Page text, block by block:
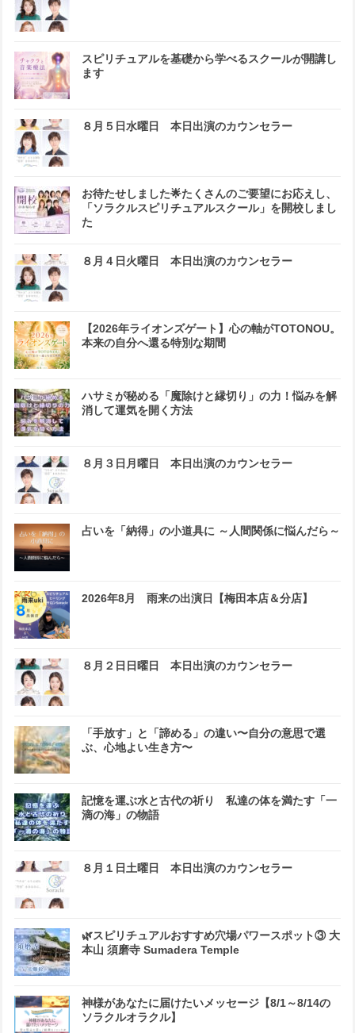
スピリチュアルを基礎から学べるスクールが開講し
ます
８月５日水曜日 本日出演のカウンセラー
お待たせしました🌟たくさんのご要望にお応えし、
「ソラクルスピリチュアルスクール」を開校しまし
た
８月４日火曜日 本日出演のカウンセラー
【2026年ライオンズゲート】心の軸がTOTONOU。
本来の自分へ還る特別な期間
ハサミが秘める「魔除けと縁切り」の力！悩みを解
消して運気を開く方法
８月３日月曜日 本日出演のカウンセラー
占いを「納得」の小道具に ～人間関係に悩んだら～
2026年8月 雨来の出演日【梅田本店＆分店】
８月２日日曜日 本日出演のカウンセラー
「手放す」と「諦める」の違い〜自分の意思で選
ぶ、心地よい生き方〜
記憶を運ぶ水と古代の祈り 私達の体を満たす「一
滴の海」の物語
８月１日土曜日 本日出演のカウンセラー
🌿スピリチュアルおすすめ穴場パワースポット③ 大
本山 須磨寺 Sumadera Temple
神様があなたに届けたいメッセージ【8/1～8/14の
ソラクルオラクル】